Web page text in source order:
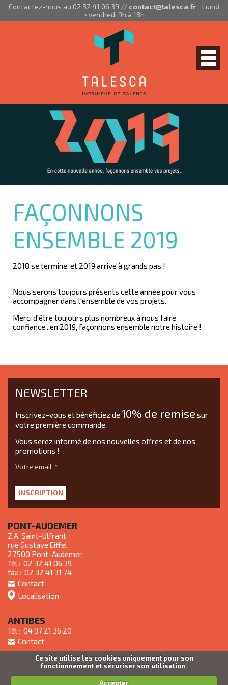
Ce site utilise les cookies uniquement pour son
fonctionnement et sécuriser son utilisation.
Accepter
Aller au contenu principal
Contactez-nous au 02 32 41 06 39 // contact@talesca.fr Lundi
> vendredi 9h à 18h
FAÇONNONS
ENSEMBLE 2019
2018 se termine, et 2019 arrive à grands pas !
Nous serons toujours présents cette année pour vous
accompagner dans l'ensemble de vos projets.
Merci d'être toujours plus nombreux à nous faire
confiance...en 2019, façonnons ensemble notre histoire !
NEWSLETTER
Inscrivez-vous et bénéficiez de 10% de remise sur
votre première commande.
Vous serez informé de nos nouvelles offres et de nos
promotions !
Votre email
PONT-AUDEMER
Z.A. Saint-Ulfrant
rue Gustave Eiffel
27500 Pont-Audemer
Tél : 02 32 41 06 39
fax : 02 32 41 31 74
Contact
Localisation
ANTIBES
Tél : 04 97 21 36 20
Contact